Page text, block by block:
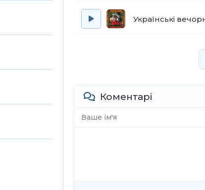
Українські
Коментарі